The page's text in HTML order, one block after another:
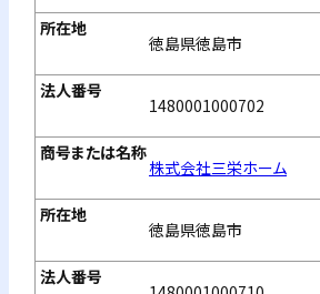
徳島県徳島市
1480001000702
株式会社三栄ホーム
徳島県徳島市